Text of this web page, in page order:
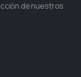
de nuestros